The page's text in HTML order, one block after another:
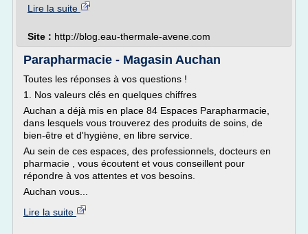
Lire la suite
Site : http://blog.eau-thermale-avene.com
Parapharmacie - Magasin Auchan
Toutes les réponses à vos questions !
1. Nos valeurs clés en quelques chiffres
Auchan a déjà mis en place 84 Espaces Parapharmacie,
dans lesquels vous trouverez des produits de soins, de
bien-être et d'hygiène, en libre service.
Au sein de ces espaces, des professionnels, docteurs en
pharmacie , vous écoutent et vous conseillent pour
répondre à vos attentes et vos besoins.
Auchan vous...
Lire la suite